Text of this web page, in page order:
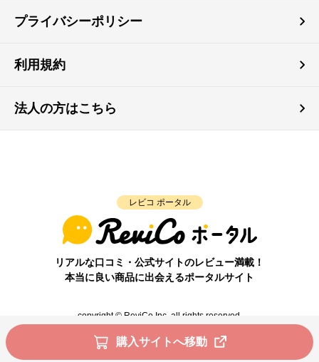
購入サイトへ移動
プライバシーポリシー
利用規約
法人の方はこちら
レビコ ポータル
リアルな口コミ・公式サイトのレビュー満載！
本当に良い商品に出会えるポータルサイト
copyright © ReviCo Inc. all rights reserved.